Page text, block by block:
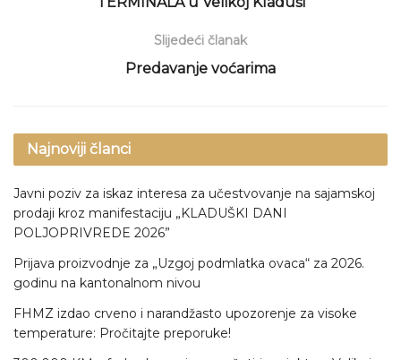
Slijedeći članak
Predavanje voćarima
Najnoviji članci
Javni poziv za iskaz interesa za učestvovanje na sajamskoj
prodaji kroz manifestaciju „KLADUŠKI DANI
POLJOPRIVREDE 2026”
Prijava proizvodnje za „Uzgoj podmlatka ovaca“ za 2026.
godinu na kantonalnom nivou
FHMZ izdao crveno i narandžasto upozorenje za visoke
temperature: Pročitajte preporuke!